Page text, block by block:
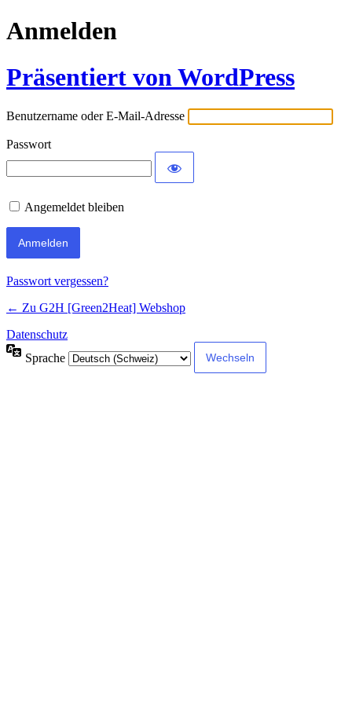
Anmelden
Präsentiert von WordPress
Benutzername oder E-Mail-Adresse
Passwort
Angemeldet bleiben
Passwort vergessen?
← Zu G2H [Green2Heat] Webshop
Datenschutz
Sprache